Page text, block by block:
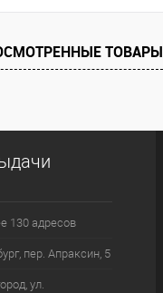
ТОВАРЫ
130 адресов
пер. Апраксин, 5
ул.